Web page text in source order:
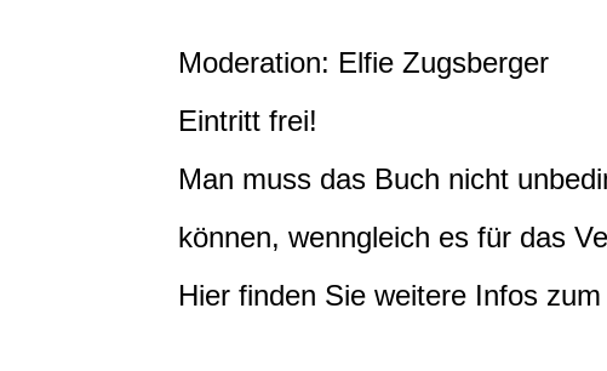
Moderation: Elfie Zugsberger
Eintritt frei!
Man muss das Buch nicht
können, wenngleich es für das
Hier finden Sie weitere Infos zum